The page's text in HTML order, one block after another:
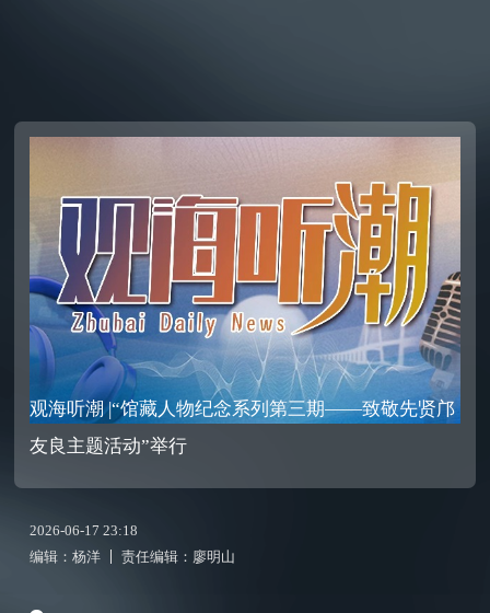
观海听潮 |“馆藏人物纪念系列第三期——致敬先贤邝
友良主题活动”举行
2026-06-17 23:18
编辑：杨洋
责任编辑：廖明山